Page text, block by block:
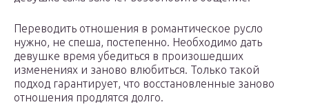
Переводить отношения в романтическое русло
нужно, не спеша, постепенно. Необходимо дать
девушке время убедиться в произошедших
изменениях и заново влюбиться. Только такой
подход гарантирует, что восстановленные заново
отношения продлятся долго.